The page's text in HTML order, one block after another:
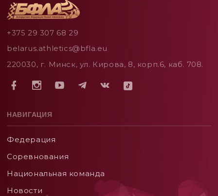
+375 29 307 68 29
belarus.athletics@bfla.eu
220030, г. Минск, ул. Кирова, 8, корп.6, каб. 708.
НАВИГАЦИЯ
Федерация
Соревнования
Национальная команда
Новости